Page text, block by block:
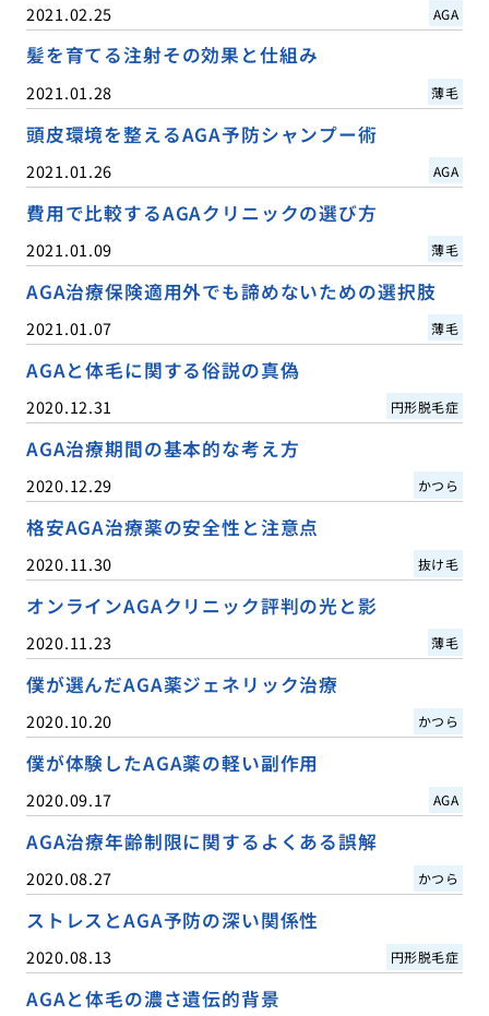
2021.02.25 AGA
髪を育てる注射その効果と仕組み
2021.01.28 薄毛
頭皮環境を整えるAGA予防シャンプー術
2021.01.26 AGA
費用で比較するAGAクリニックの選び方
2021.01.09 薄毛
AGA治療保険適用外でも諦めないための選択肢
2021.01.07 薄毛
AGAと体毛に関する俗説の真偽
2020.12.31 円形脱毛症
AGA治療期間の基本的な考え方
2020.12.29 かつら
格安AGA治療薬の安全性と注意点
2020.11.30 抜け毛
オンラインAGAクリニック評判の光と影
2020.11.23 薄毛
僕が選んだAGA薬ジェネリック治療
2020.10.20 かつら
僕が体験したAGA薬の軽い副作用
2020.09.17 AGA
AGA治療年齢制限に関するよくある誤解
2020.08.27 かつら
ストレスとAGA予防の深い関係性
2020.08.13 円形脱毛症
AGAと体毛の濃さ遺伝的背景